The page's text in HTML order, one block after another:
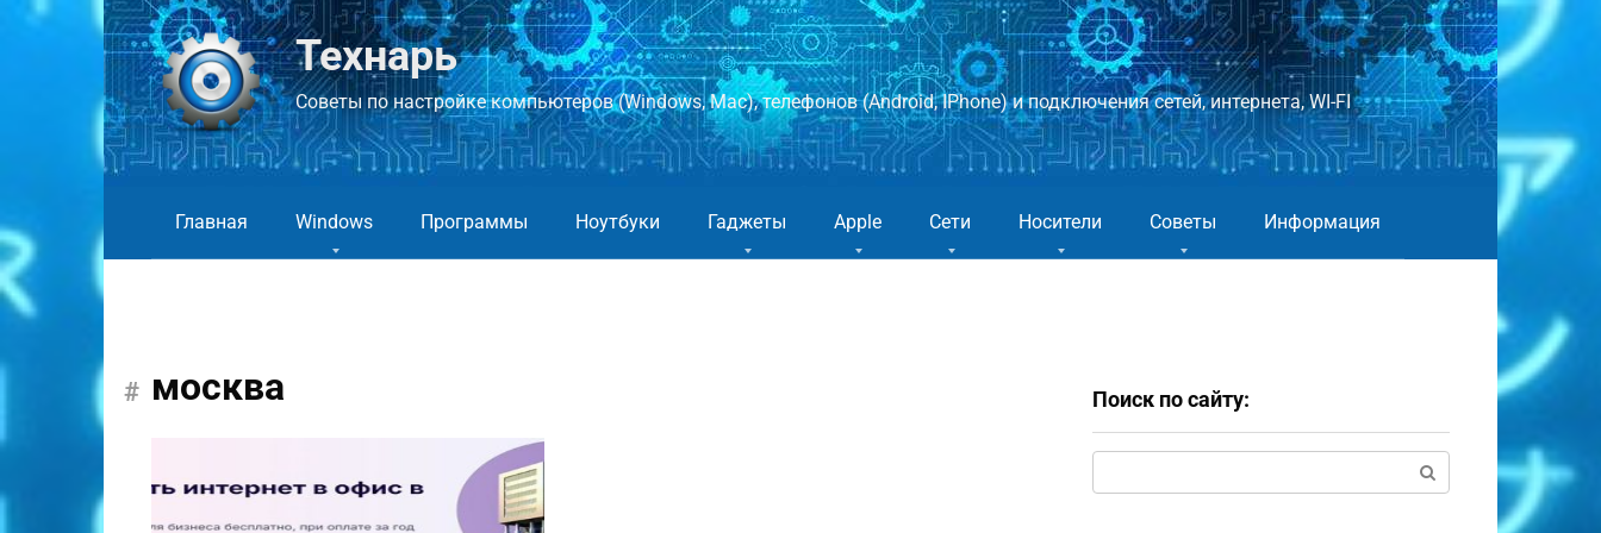
Перейти
Технарь
Советы по настройке компьютеров (Windows, Mac), телефонов (Android, IPhone) и подключения сетей, интернета, WI-FI
Главная Windows Программы Ноутбуки Гаджеты Apple Сети Носители Советы Информация
москва Поиск по сайту: